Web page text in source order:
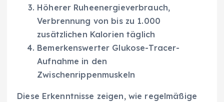
Höherer Ruheenergieverbrauch,
Verbrennung von bis zu 1.000
zusätzlichen Kalorien täglich
Bemerkenswerter Glukose-Tracer-
Aufnahme in den
Zwischenrippenmuskeln
Diese Erkenntnisse zeigen, wie regelmäßige